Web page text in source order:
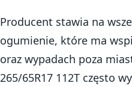
Producent stawia na
ogumienie, które ma
oraz wypadach poza
265/65R17 112T często